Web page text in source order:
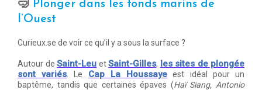
🤿 Plonger dans les fonds marins de
l’Ouest
Curieux.se de voir ce qu’il y a sous la surface ?
Autour de Saint-Leu etSaint-Gilles, les sites de plongée
sont variés . Le Cap La Houssaye est idéal pour un
baptême, tandis que certaines épaves (Haï Siang, Antonio